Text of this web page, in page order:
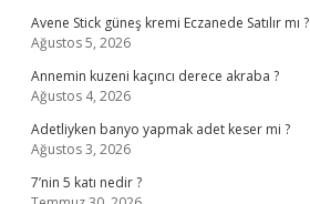
Avene Stick güneş kremi Eczanede Satılır mı ?
Ağustos 5, 2026
Annemin kuzeni kaçıncı derece akraba ?
Ağustos 4, 2026
Adetliyken banyo yapmak adet keser mi ?
Ağustos 3, 2026
7’nin 5 katı nedir ?